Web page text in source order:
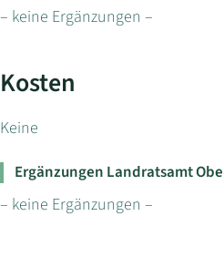
– keine Ergänzungen –
Kosten
Keine
Ergänzungen Landratsamt
– keine Ergänzungen –